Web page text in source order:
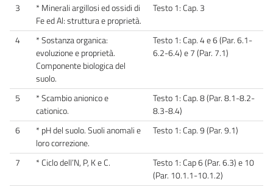
3
* Minerali argillosi ed ossidi di
Fe ed Al: struttura e proprietà.
Testo 1: Cap. 3
4
* Sostanza organica:
evoluzione e proprietà.
Componente biologica del
suolo.
Testo 1: Cap. 4 e 6 (Par. 6.1-
6.2-6.4) e 7 (Par. 7.1)
5
* Scambio anionico e
cationico.
Testo 1: Cap. 8 (Par. 8.1-8.2-
8.3-8.4)
6
* pH del suolo. Suoli anomali e
loro correzione.
Testo 1: Cap. 9 (Par. 9.1)
7 * Ciclo dell’N, P, K e C.
Testo 1: Cap 6 (Par. 6.3) e 10
(Par. 10.1.1-10.1.2)